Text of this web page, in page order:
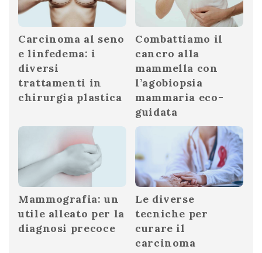
Carcinoma al seno
e linfedema: i
diversi
trattamenti in
chirurgia plastica
Combattiamo il
cancro alla
mammella con
l’agobiopsia
mammaria eco-
guidata
Mammografia: un
utile alleato per la
diagnosi precoce
Le diverse
tecniche per
curare il
carcinoma